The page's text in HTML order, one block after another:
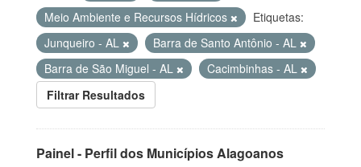
Meio Ambiente e Recursos Hídricos
Etiquetas:
Junqueiro - AL
Barra de Santo Antônio - AL
Barra de São Miguel - AL
Cacimbinhas - AL
Filtrar Resultados
Painel - Perfil dos Municípios Alagoanos